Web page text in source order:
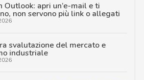
Outlook: apri un’e-mail e ti
non servono più link o allegati
svalutazione del mercato e
industriale